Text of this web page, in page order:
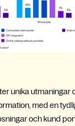
unika utmaningar
med en
och kund